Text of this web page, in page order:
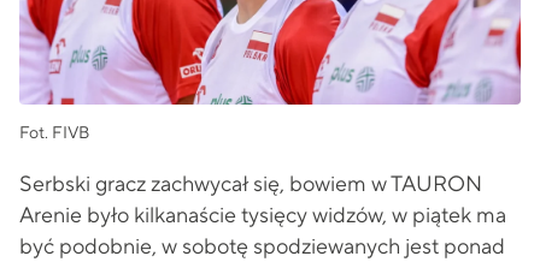
Fot. FIVB
Serbski gracz zachwycał się, bowiem w TAURON
Arenie było kilkanaście tysięcy widzów, w piątek ma
być podobnie, w sobotę spodziewanych jest ponad